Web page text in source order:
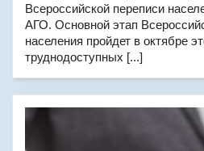
Всероссийской переписи
АГО. Основной этап
населения пройдет в октябре
труднодоступных [...]